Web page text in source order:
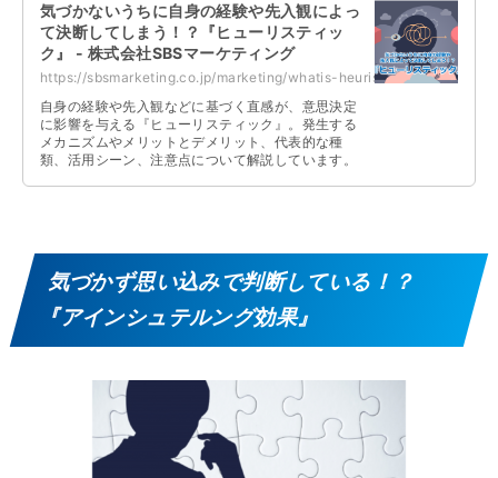
気づかないうちに自身の経験や先入観によっ
て決断してしまう！？『ヒューリスティッ
ク』 - 株式会社SBSマーケティング
https://sbsmarketing.co.jp/marketing/whatis-heuristic-2023-07/
自身の経験や先入観などに基づく直感が、意思決定
に影響を与える『ヒューリスティック』。発生する
メカニズムやメリットとデメリット、代表的な種
類、活用シーン、注意点について解説しています。
気づかず思い込みで判断している！？
『アインシュテルング効果』